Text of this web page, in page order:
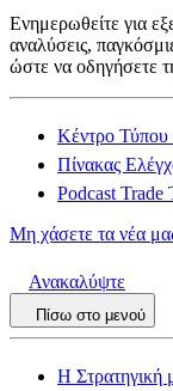
Ενημερωθείτε για
αναλύσεις,
ώστε να οδηγήσετε
Κέντρο
Πίνακας
Podcast Trade
Μη χάσετε τα νέα
Ανακαλύψτε
Πίσω στο μενού
Η Στρατηγική